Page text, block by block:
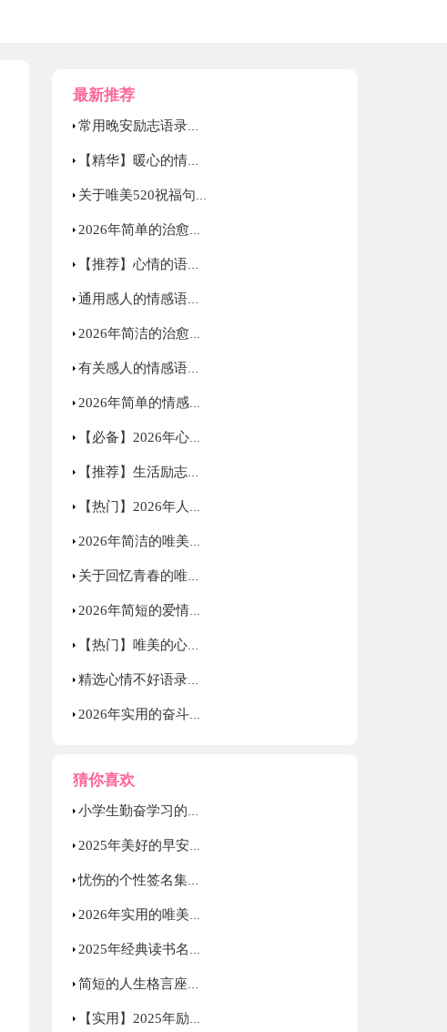
最新推荐
常用晚安励志语录摘录63条
【精华】暖心的情感语录摘录48句
关于唯美520祝福句子60句精选
2026年简单的治愈的心情语录88条
【推荐】心情的语录集合98条
通用感人的情感语录集锦35句
2026年简洁的治愈的心情语录锦集75条
有关感人的情感语录大汇总95句
2026年简单的情感语录汇编54句
【必备】2026年心情语录微博40句
【推荐】生活励志语录33句
【热门】2026年人生情感语录集合70条
2026年简洁的唯美的心情语录摘录50句
关于回忆青春的唯美句子
2026年简短的爱情的唯美句子集锦49条
【热门】唯美的心情语录集合68条
精选心情不好语录大集合80条
2026年实用的奋斗正能量句子58句
猜你喜欢
小学生勤奋学习的励志名言
2025年美好的早安祝福语短信大合集52句
忧伤的个性签名集合50句
2026年实用的唯美经典的句子摘录89条
2025年经典读书名言合集50条
简短的人生格言座右铭汇编50条
【实用】2025年励志句子汇编88句